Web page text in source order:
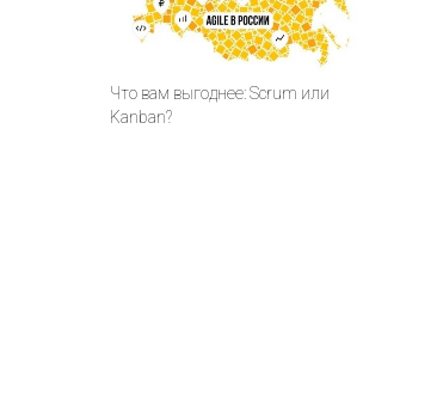
Что вам выгоднее: Scrum или
Kanban?